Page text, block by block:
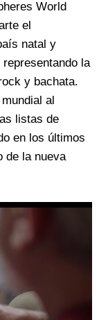
World
el
natal y
la
y bachata.
al
listas de
en los últimos
de la nueva